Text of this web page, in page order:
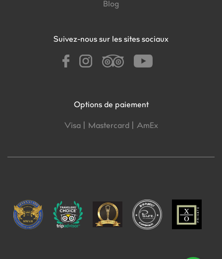
Blog
Suivez-nous sur les sites sociaux
Options de paiement
Visa | Mastercard | AmEx